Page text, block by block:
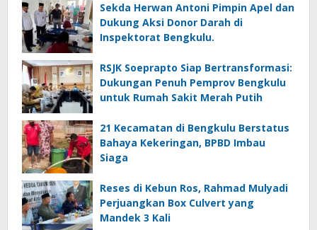
Sekda Herwan Antoni Pimpin Apel dan
Dukung Aksi Donor Darah di
Inspektorat Bengkulu.
RSJK Soeprapto Siap Bertransformasi:
Dukungan Penuh Pemprov Bengkulu
untuk Rumah Sakit Merah Putih
21 Kecamatan di Bengkulu Berstatus
Bahaya Kekeringan, BPBD Imbau
Siaga
Reses di Kebun Ros, Rahmad Mulyadi
Perjuangkan Box Culvert yang
Mandek 3 Kali